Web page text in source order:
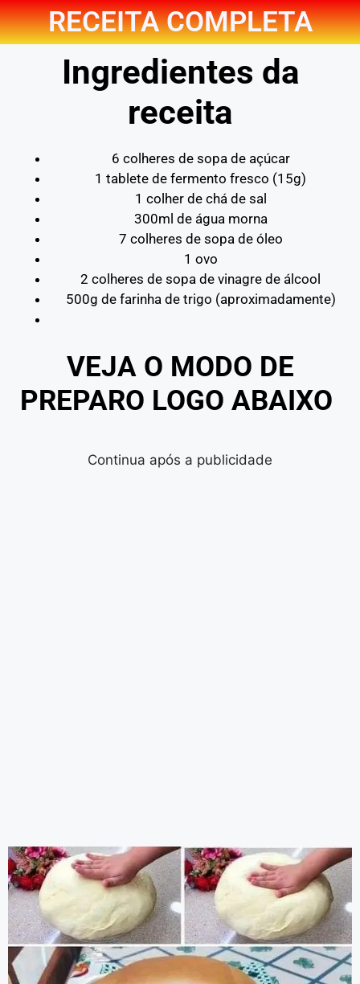
RECEITA COMPLETA
Ingredientes da
receita
6 colheres de sopa de açúcar
1 tablete de fermento fresco (15g)
1 colher de chá de sal
300ml de água morna
7 colheres de sopa de óleo
1 ovo
2 colheres de sopa de vinagre de álcool
500g de farinha de trigo (aproximadamente)
VEJA O MODO DE
PREPARO LOGO ABAIXO
Continua após a publicidade